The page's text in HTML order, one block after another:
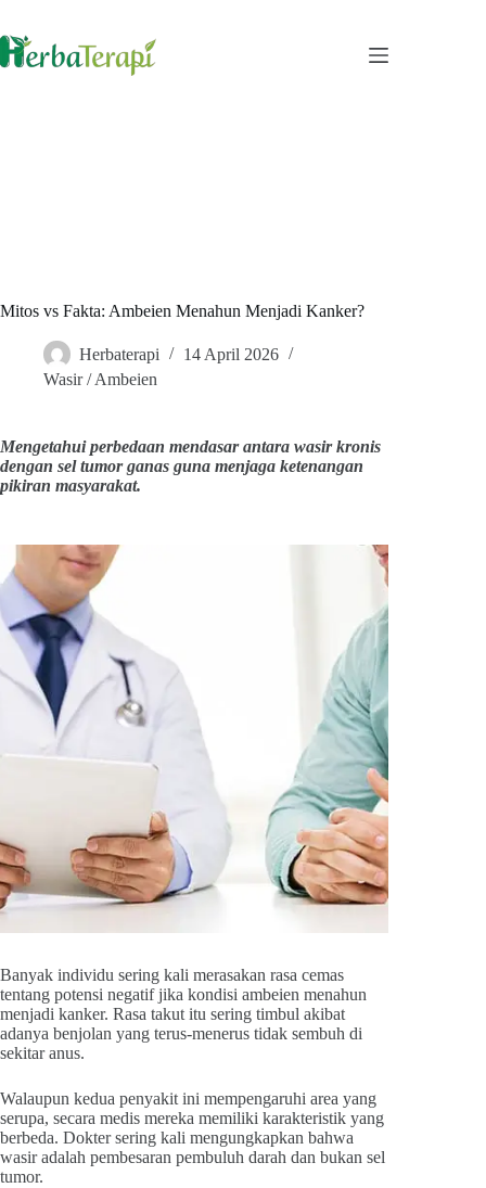
content
Mitos vs Fakta: Ambeien Menahun Menjadi Kanker?
Herbaterapi
14 April 2026
Wasir / Ambeien
Mengetahui perbedaan mendasar antara wasir kronis
dengan sel tumor ganas guna menjaga ketenangan
pikiran masyarakat.
Banyak individu sering kali merasakan rasa cemas
tentang potensi negatif jika kondisi ambeien menahun
menjadi kanker. Rasa takut itu sering timbul akibat
adanya benjolan yang terus-menerus tidak sembuh di
sekitar anus.
Walaupun kedua penyakit ini mempengaruhi area yang
serupa, secara medis mereka memiliki karakteristik yang
berbeda. Dokter sering kali mengungkapkan bahwa
wasir adalah pembesaran pembuluh darah dan bukan sel
tumor.